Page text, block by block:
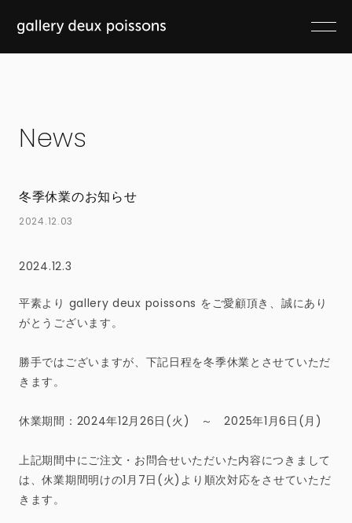
News
冬季休業のお知らせ
2024.12.03
2024.12.3
平素より gallery deux poissons をご愛顧頂き、誠にあり
がとうございます。
勝手ではございますが、下記日程を冬季休業とさせていただ
きます。
休業期間：2024年12月26日(火) ～ 2025年1月6日(月)
上記期間中にご注文・お問合せいただいた内容につきまして
は、休業期間明けの1月7日(火)より順次対応をさせていただ
きます。